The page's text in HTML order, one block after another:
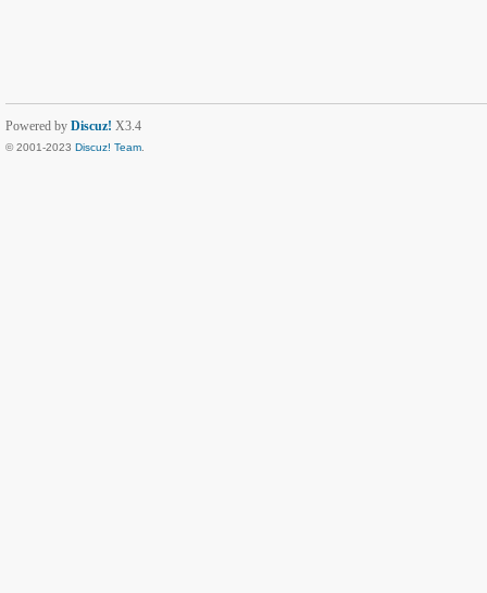
Powered by Discuz! X3.4
© 2001-2023 Discuz! Team